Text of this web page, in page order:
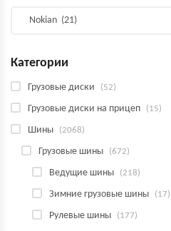
Категории
Грузовые диски (52)
Грузовые диски на прицеп (15)
Шины (2068)
Грузовые шины (672)
Ведущие шины (218)
Зимние грузовые шины (17)
Рулевые шины (177)